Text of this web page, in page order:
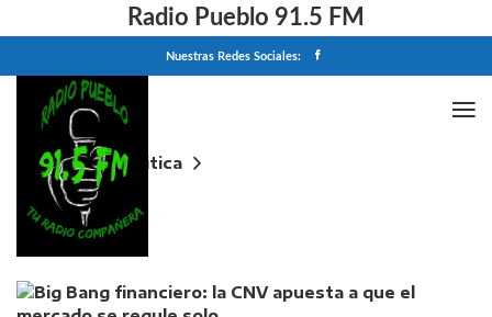
Radio Pueblo 91.5 FM
Nuestras Redes Sociales:
Home
Politica
Big Bang financiero: la CNV apuesta a que el
mercado se regule solo